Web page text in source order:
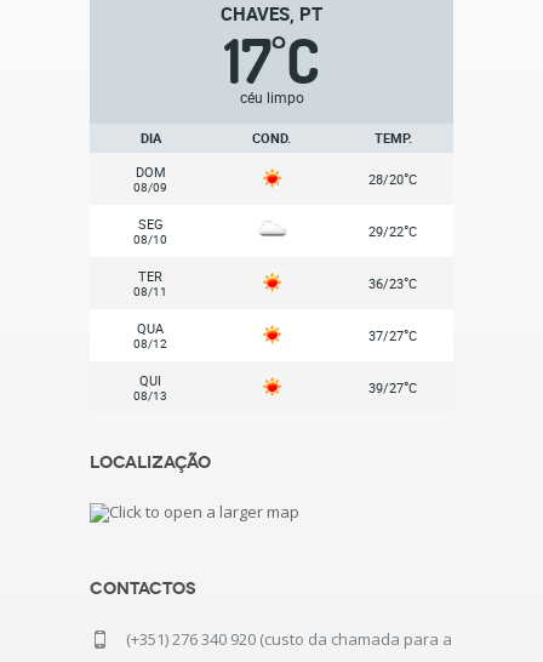
CHAVES, PT
17°C
céu limpo
DIA COND.
TEMP.
DOM
08/09 28/20°C
SEG
08/10 29/22°C
TER
08/11 36/23°C
QUA
08/12 37/27°C
QUI
08/13 39/27°C
Localização
Contactos
(+351) 276 340 920 (custo da chamada para a